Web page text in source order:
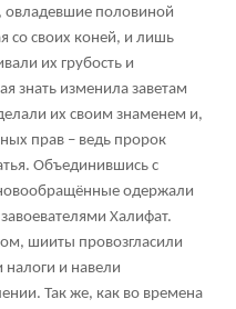
овладевшие половиной
со своих коней, и лишь
их грубость и
знать изменила заветам
их своим знаменем и,
прав – ведь пророк
Объединившись с
одержали
Халифат.
шииты провозгласили
налоги и навели
Так же, как во времена